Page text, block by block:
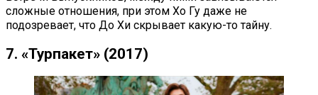
сложные отношения, при этом Хо Гу даже не
подозревает, что До Хи скрывает какую-то тайну.
7. «Турпакет» (2017)